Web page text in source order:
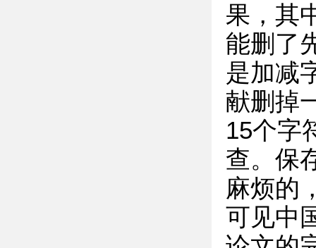
果，其
能删了
是加减
献删掉
15个字
查。保
麻烦的
可见中